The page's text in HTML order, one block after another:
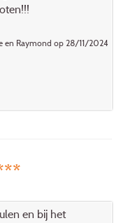
en Raymond op 28/11/2024
en bij het